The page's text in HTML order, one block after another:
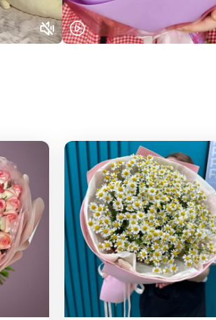
Санкт-Петербург
Самара
Уфа
Екатеринбург
Омск
Воронеж